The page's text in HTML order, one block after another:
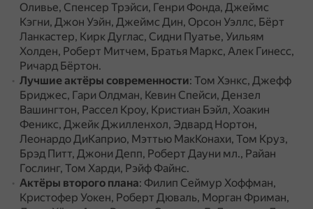
Оливье, Спенсер Трэйси, Генри Фонда, Джеймс
Кэгни, Джон Уэйн, Джеймс Дин, Орсон Уэллс, Бёрт
Ланкастер, Кирк Дуглас, Сидни Пуатье, Уильям
Холден, Роберт Митчем, Братья Маркс, Алек Гинесс,
Ричард Бёртон.
Лучшие актёры современности: Том Хэнкс, Джефф
Бриджес, Гари Олдман, Кевин Спейси, Дензел
Вашингтон, Рассел Кроу, Кристиан Бэйл, Хоакин
Феникс, Джейк Джилленхол, Эдвард Нортон,
Леонардо ДиКаприо, Мэттью МакКонахи, Том Круз,
Брэд Питт, Джони Депп, Роберт Дауни мл., Райан
Гослинг, Том Харди, Рэйф Файнс.
Актёры второго плана: Филип Сеймур Хоффман,
Кристофер Уокен, Роберт Дюваль, Морган Фриман,